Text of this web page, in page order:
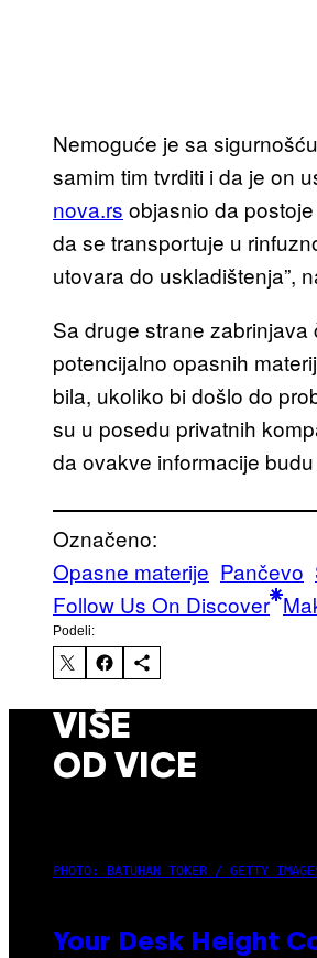
Nemoguće je sa
samim tim tvrditi i da je on
nova.rs objasnio da
da se transportuje u
utovara do uskladištenja”,
Sa druge strane
potencijalno opasnih
bila, ukoliko bi došlo do
su u posedu privatnih
da ovakve informacije
Označeno:
Opasne materije Pančevo
Follow Us On Discover
Podeli:
VIŠE
OD VICE
PHOTO: BATUHAN TOKER / GETTY
Your Desk Height